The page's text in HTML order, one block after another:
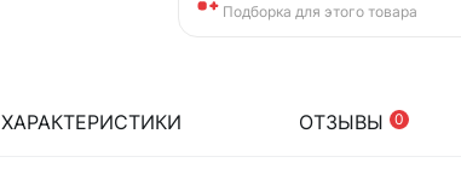
Подборка для этого товара
ХАРАКТЕРИСТИКИ ОТЗЫВЫ 0